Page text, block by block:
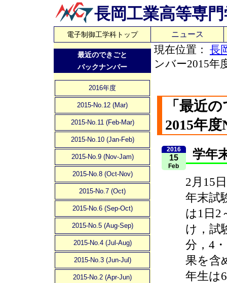
長岡工業高等専
電子制御工学科トップ
最近のできごと
バックナンバー
2016年度
2015-No.12 (Mar)
2015-No.11 (Feb-Mar)
2015-No.10 (Jan-Feb)
2015-No.9 (Nov-Jam)
2015-No.8 (Oct-Nov)
2015-No.7 (Oct)
2015-No.6 (Sep-Oct)
2015-No.5 (Aug-Sep)
2015-No.4 (Jul-Aug)
2015-No.3 (Jun-Jul)
2015-No.2 (Apr-Jun)
ニュース
現在位置： 長
ンバー2015年
「最近
2015年度
2016
15
Feb
学年
2月15
年末試
は1日2
け，試
分，4
果を含
年生は